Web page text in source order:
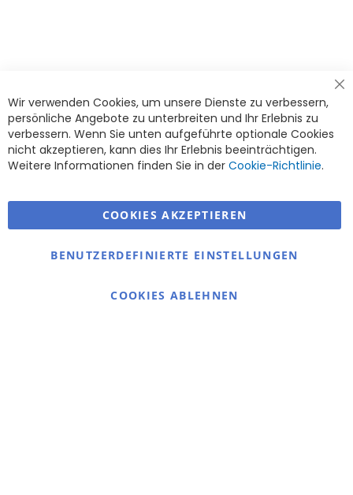
Warmex
Information
Wir verwenden Cookies, um unsere Dienste zu verbessern,
persönliche Angebote zu unterbreiten und Ihr Erlebnis zu
verbessern. Wenn Sie unten aufgeführte optionale Cookies
nicht akzeptieren, kann dies Ihr Erlebnis beeinträchtigen.
Weitere Informationen finden Sie in der Cookie-Richtlinie.
COOKIES AKZEPTIEREN
BENUTZERDEFINIERTE EINSTELLUNGEN
COOKIES ABLEHNEN